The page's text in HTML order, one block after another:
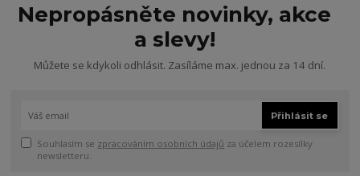
Nepropásněte novinky, akce
a slevy!
Můžete se kdykoli odhlásit. Zasíláme max. jednou za 14 dní.
Přihlásit se
Souhlasím se zpracováním osobních údajů za účelem rozesílky
newsletteru.